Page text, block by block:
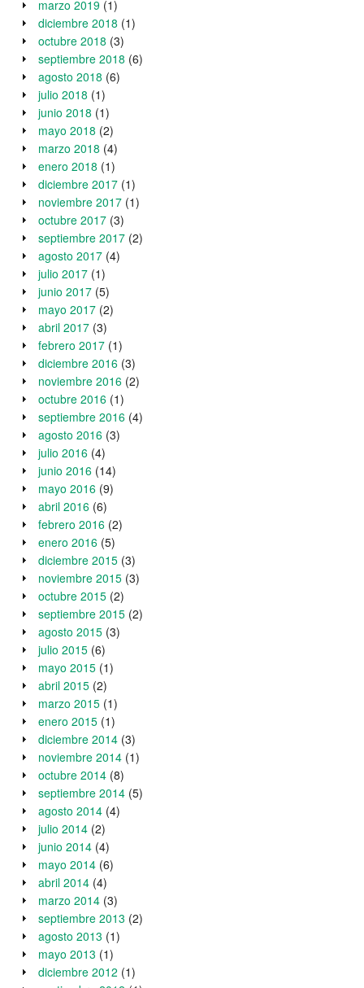
marzo 2019 (1)
diciembre 2018 (1)
octubre 2018 (3)
septiembre 2018 (6)
agosto 2018 (6)
julio 2018 (1)
junio 2018 (1)
mayo 2018 (2)
marzo 2018 (4)
enero 2018 (1)
diciembre 2017 (1)
noviembre 2017 (1)
octubre 2017 (3)
septiembre 2017 (2)
agosto 2017 (4)
julio 2017 (1)
junio 2017 (5)
mayo 2017 (2)
abril 2017 (3)
febrero 2017 (1)
diciembre 2016 (3)
noviembre 2016 (2)
octubre 2016 (1)
septiembre 2016 (4)
agosto 2016 (3)
julio 2016 (4)
junio 2016 (14)
mayo 2016 (9)
abril 2016 (6)
febrero 2016 (2)
enero 2016 (5)
diciembre 2015 (3)
noviembre 2015 (3)
octubre 2015 (2)
septiembre 2015 (2)
agosto 2015 (3)
julio 2015 (6)
mayo 2015 (1)
abril 2015 (2)
marzo 2015 (1)
enero 2015 (1)
diciembre 2014 (3)
noviembre 2014 (1)
octubre 2014 (8)
septiembre 2014 (5)
agosto 2014 (4)
julio 2014 (2)
junio 2014 (4)
mayo 2014 (6)
abril 2014 (4)
marzo 2014 (3)
septiembre 2013 (2)
agosto 2013 (1)
mayo 2013 (1)
diciembre 2012 (1)